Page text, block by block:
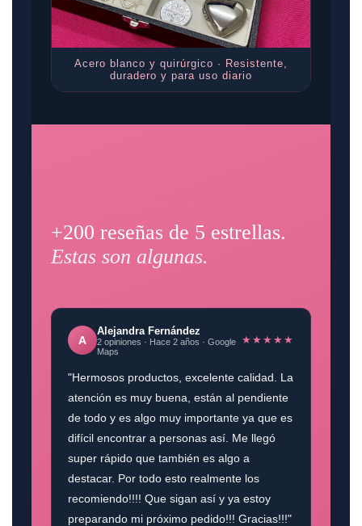
Acero blanco y quirúrgico · Resistente,
duradero y para uso diario
+200 reseñas de 5 estrellas.
Estas son algunas.
A
Alejandra Fernández
2 opiniones · Hace 2 años · Google
Maps
★★★★★
"Hermosos productos, excelente calidad. La
atención es muy buena, están al pendiente
de todo y es algo muy importante ya que es
difícil encontrar a personas así. Me llegó
super rápido que también es algo a
destacar. Por todo esto realmente los
recomiendo!!!! Que sigan así y ya estoy
preparando mi próximo pedido!!! Gracias!!!"